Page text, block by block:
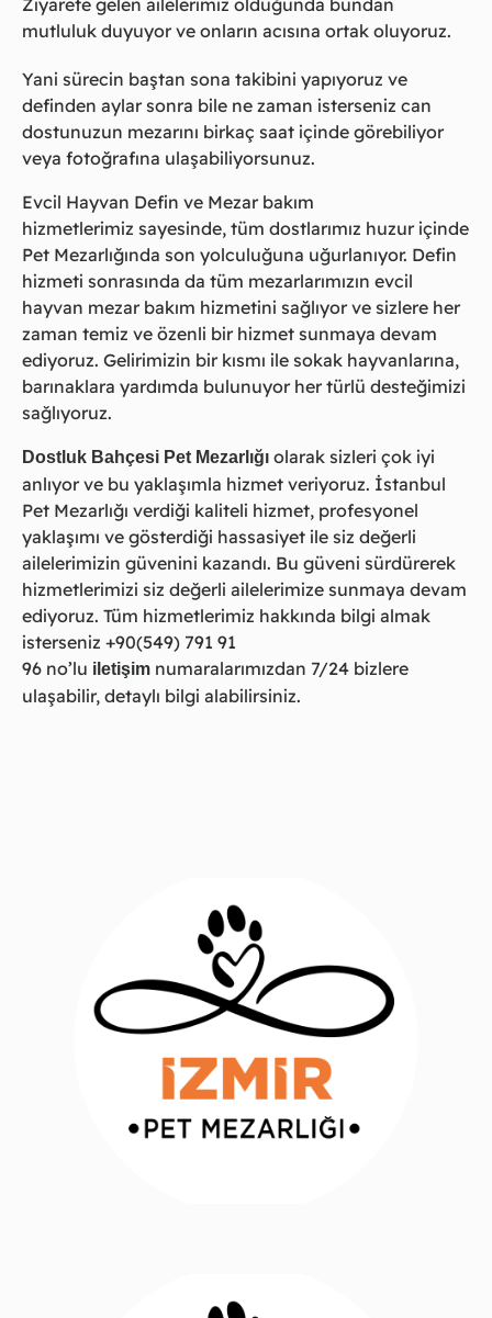
mutluluk duyuyor ve onların acısına ortak oluyoruz.
Yani sürecin baştan sona takibini yapıyoruz ve
definden aylar sonra bile ne zaman isterseniz can
dostunuzun mezarını birkaç saat içinde görebiliyor
veya fotoğrafına ulaşabiliyorsunuz.
Evcil Hayvan Defin ve Mezar bakım
hizmetlerimiz sayesinde, tüm dostlarımız huzur içinde
Pet Mezarlığında son yolculuğuna uğurlanıyor. Defin
hizmeti sonrasında da tüm mezarlarımızın evcil
hayvan mezar bakım hizmetini sağlıyor ve sizlere her
zaman temiz ve özenli bir hizmet sunmaya devam
ediyoruz. Gelirimizin bir kısmı ile sokak hayvanlarına,
barınaklara yardımda bulunuyor her türlü desteğimizi
sağlıyoruz.
Dostluk Bahçesi Pet Mezarlığı olarak sizleri çok iyi
anlıyor ve bu yaklaşımla hizmet veriyoruz. İstanbul
Pet Mezarlığı verdiği kaliteli hizmet, profesyonel
yaklaşımı ve gösterdiği hassasiyet ile siz değerli
ailelerimizin güvenini kazandı. Bu güveni sürdürerek
hizmetlerimizi siz değerli ailelerimize sunmaya devam
ediyoruz. Tüm hizmetlerimiz hakkında bilgi almak
isterseniz +90(549) 791 91
96 no’lu iletişim numaralarımızdan 7/24 bizlere
ulaşabilir, detaylı bilgi alabilirsiniz.